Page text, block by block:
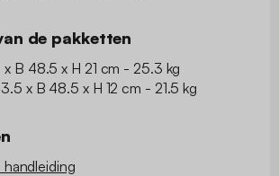
de pakketten
x B 48.5 x H 21 cm - 25.3 kg
x B 48.5 x H 12 cm - 21.5 kg